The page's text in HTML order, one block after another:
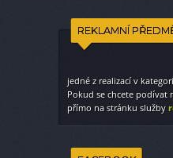
REKLAMNÍ
jedné z realizací v
Pokud se chcete podívat
přímo na stránku služby